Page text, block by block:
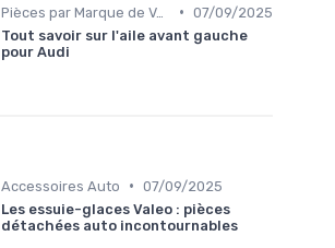
Pièces par Marque de Voiture • 07/09/2025
Tout savoir sur l'aile avant gauche
pour Audi
Accessoires Auto • 07/09/2025
Les essuie-glaces Valeo : pièces
détachées auto incontournables